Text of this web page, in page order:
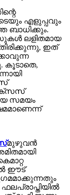
എളുപ്പവും
ബാധിക്കും.
ലളിതമായ
ഇത്
കൂടാതെ,
സമയം
മുഴുവൻ
ഈട്